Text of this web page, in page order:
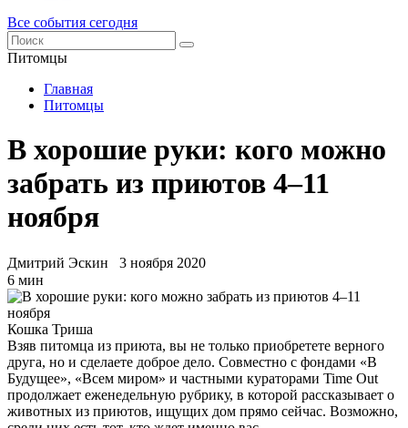
Все события сегодня
Питомцы
Главная
Питомцы
В хорошие руки: кого можно
забрать из приютов 4–11
ноября
Дмитрий Эскин
3 ноября 2020
6 мин
Кошка Триша
Взяв питомца из приюта, вы не только приобретете верного
друга, но и сделаете доброе дело. Совместно с фондами «В
Будущее», «Всем миром» и частными кураторами Time Out
продолжает еженедельную рубрику, в которой рассказывает о
животных из приютов, ищущих дом прямо сейчас. Возможно,